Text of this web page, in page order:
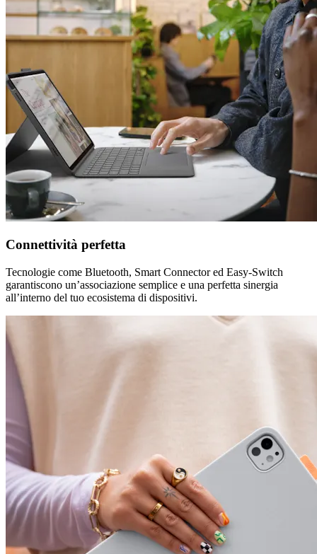
Connettività perfetta
Tecnologie come Bluetooth, Smart Connector ed Easy-Switch
garantiscono un’associazione semplice e una perfetta sinergia
all’interno del tuo ecosistema di dispositivi.